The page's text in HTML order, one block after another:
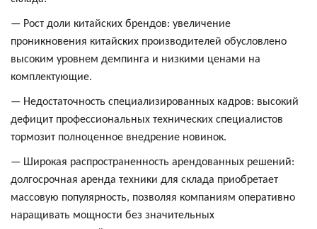
— Рост доли китайских брендов: увеличение
проникновения китайских производителей обусловлено
высоким уровнем демпинга и низкими ценами на
комплектующие.
— Недостаточность специализированных кадров: высокий
дефицит профессиональных технических специалистов
тормозит полноценное внедрение новинок.
— Широкая распространенность арендованных решений:
долгосрочная аренда техники для склада приобретает
массовую популярность, позволяя компаниям оперативно
наращивать мощности без значительных